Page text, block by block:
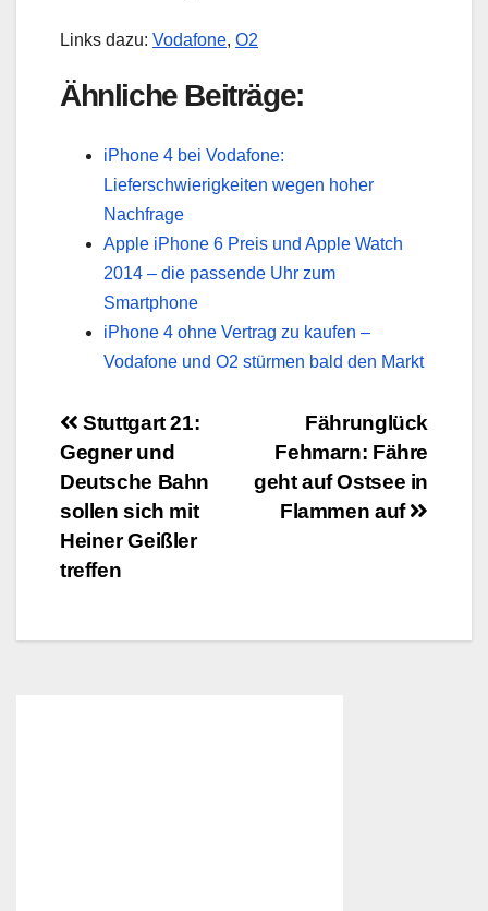
Links dazu: Vodafone, O2
Ähnliche Beiträge:
iPhone 4 bei Vodafone:
Lieferschwierigkeiten wegen hoher
Nachfrage
Apple iPhone 6 Preis und Apple Watch
2014 – die passende Uhr zum
Smartphone
iPhone 4 ohne Vertrag zu kaufen –
Vodafone und O2 stürmen bald den Markt
BeitragsnavigationFährunglück
Fehmarn: Fähre
geht auf Ostsee in
Flammen auf
Stuttgart 21:
Gegner und
Deutsche Bahn
sollen sich mit
Heiner Geißler
treffen